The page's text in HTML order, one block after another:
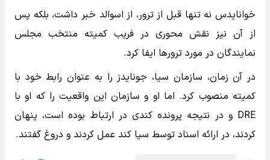
خوانایدس نه تنها قبل از ترور، از اسوالد خبر داشت، بلکه پس
از آن نیز نقش محوری در فریب کمیته‌ منتخب مجلس
نمایندگان در مورد ترورها ایفا کرد.
در آن زمان، سازمان سیا، جونایدز را به عنوان رابط خود با
کمیته منصوب کرد. اما او و سازمان این واقعیت را که او با
DRE و در نتیجه پرونده کندی در ارتباط بوده است، پنهان
کردند، در ارائه اسناد توسط سیا کند عمل کردند و دروغ گفتند.